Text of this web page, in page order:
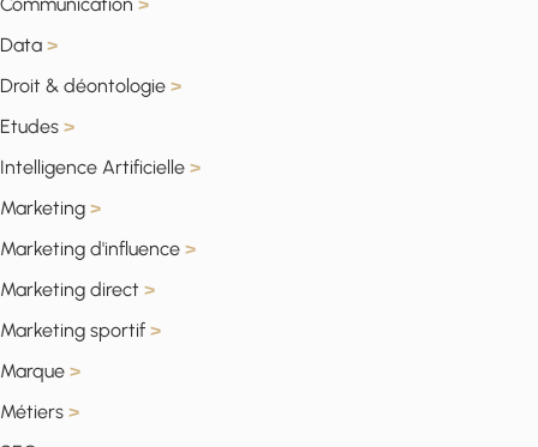
Data >
Droit & déontologie >
Etudes >
Intelligence Artificielle >
Marketing >
Marketing d'influence >
Marketing direct >
Marketing sportif >
Marque >
Métiers >